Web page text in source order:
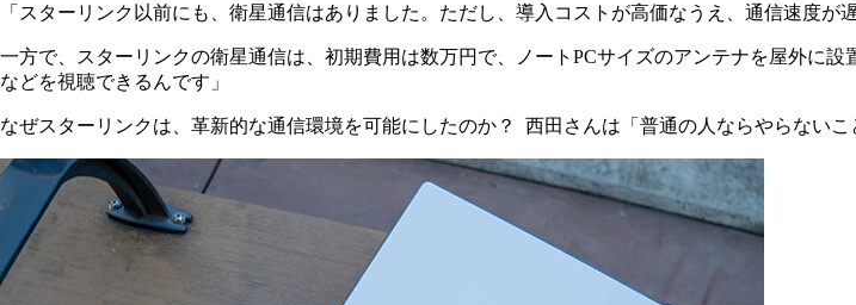
「スターリンク以前にも、衛星通信はありました。ただし、導入コストが高価なうえ、通信速度
一方で、スターリンクの衛星通信は、初期費用は数万円で、ノートPCサイズのアンテナを屋外に
などを視聴できるんです」
なぜスターリンクは、革新的な通信環境を可能にしたのか？ 西田さんは「普通の人ならやらない